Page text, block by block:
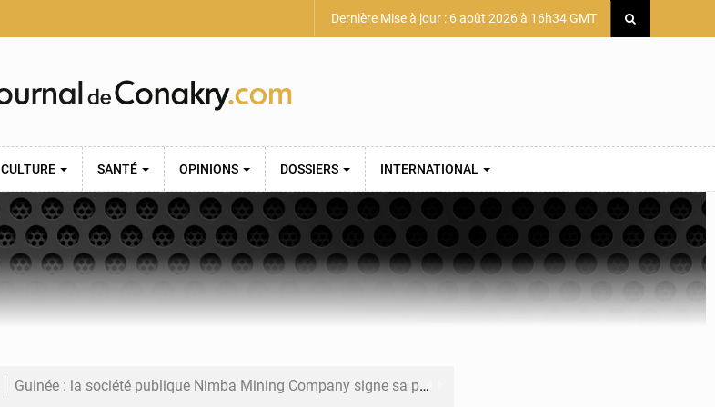
Dernière Mise à jour : 6 août 2026 à 16h34 GMT
CULTURE SANTÉ OPINIONS DOSSIERS INTERNATIONAL
Guinée : la société publique Nimba Mining Company signe sa première convention minière